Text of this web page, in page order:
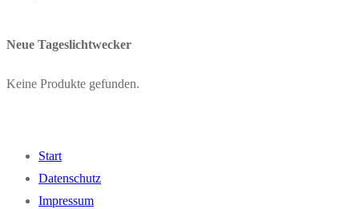
Neue Tageslichtwecker
Keine Produkte gefunden.
Start
Datenschutz
Impressum